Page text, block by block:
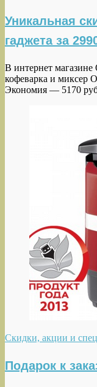
Уникальная
гаджета за
В интернет магазине
кофеварка и миксер
Экономия — 5170
Скидки, акции и
Подарок к